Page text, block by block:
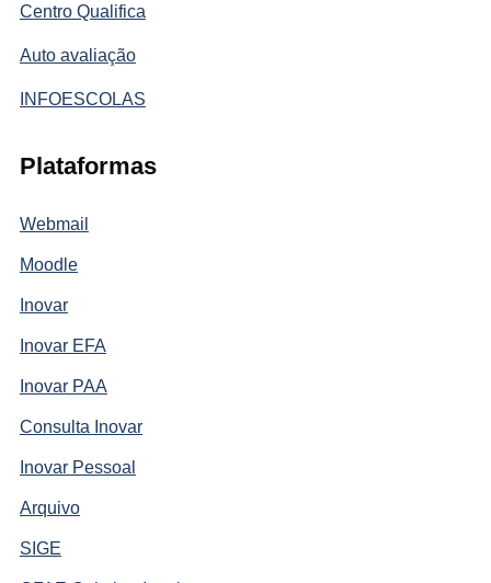
Centro Qualifica
Auto avaliação
INFOESCOLAS
Plataformas
Webmail
Moodle
Inovar
Inovar EFA
Inovar PAA
Consulta Inovar
Inovar Pessoal
Arquivo
SIGE